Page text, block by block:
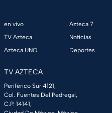
en vivo
TV Azteca
Azteca UNO
Azteca 7
Noticias
Deportes
TV AZTECA
Periférico Sur 4121,
Col. Fuentes Del Pedregal,
C.P. 14141,